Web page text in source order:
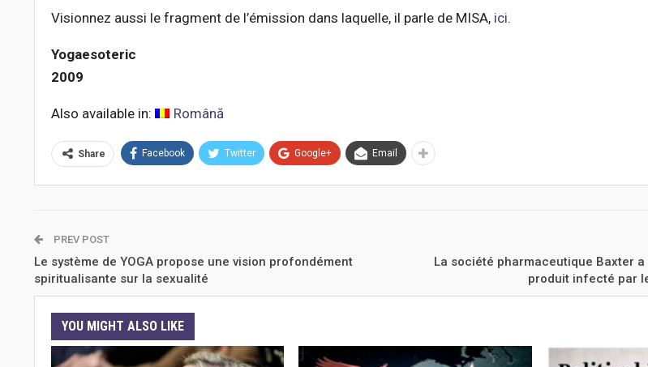
Visionnez aussi le fragment de l’émission dans laquelle, il parle de MISA, ici.
Yogaesoteric
2009
Also available in: Română
Share Facebook Twitter Google+ Email
PREV POST
Le système de YOGA propose une vision profondément
spiritualisante sur la sexualité
La société pharmaceutique Baxter a
produit infecté par
YOU MIGHT ALSO LIKE